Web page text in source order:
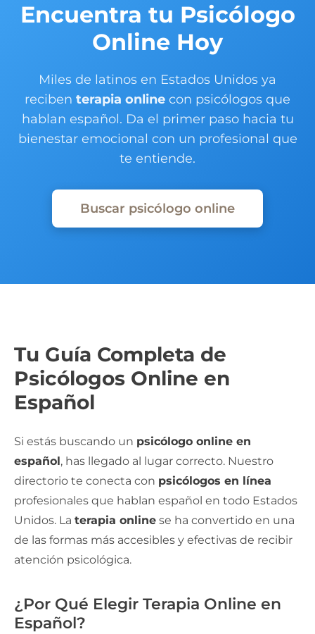
Encuentra tu Psicólogo
Online Hoy
Miles de latinos en Estados Unidos ya
reciben terapia online con psicólogos que
hablan español. Da el primer paso hacia tu
bienestar emocional con un profesional que
te entiende.
Buscar psicólogo online
Tu Guía Completa de
Psicólogos Online en
Español
Si estás buscando un psicólogo online en
español , has llegado al lugar correcto. Nuestro
directorio te conecta con psicólogos en línea
profesionales que hablan español en todo Estados
Unidos. La terapia online se ha convertido en una
de las formas más accesibles y efectivas de recibir
atención psicológica.
¿Por Qué Elegir Terapia Online en
Español?